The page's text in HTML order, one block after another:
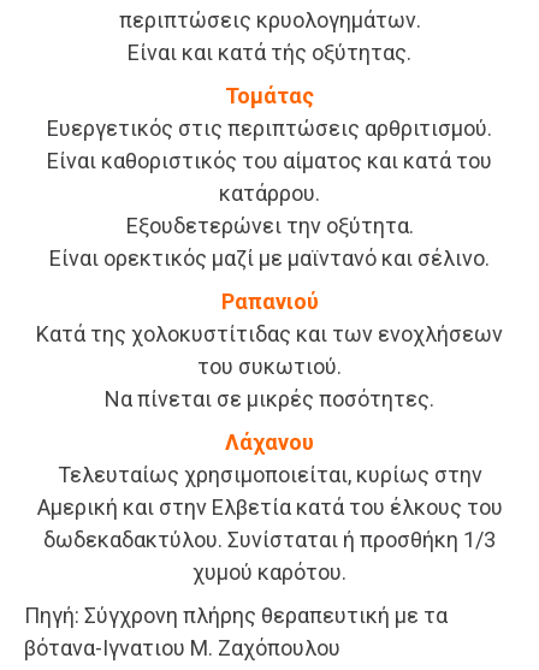
περιπτώσεις κρυολογημάτων.
Είναι και κατά τής οξύτητας.
Τομάτας
Ευεργετικός στις περιπτώσεις αρθριτισμού.
Είναι καθοριστικός του αίματος και κατά του
κατάρρου.
Εξουδετερώνει την οξύτητα.
Είναι ορεκτικός μαζί με μαϊντανό και σέλινο.
Ραπανιού
Κατά της χολοκυστίτιδας και των ενοχλήσεων
του συκωτιού.
Να πίνεται σε μικρές ποσότητες.
Λάχανου
Τελευταίως χρησιμοποιείται, κυρίως στην
Αμερική και στην Ελβετία κατά του έλκους του
δωδεκαδακτύλου. Συνίσταται ή προσθήκη 1/3
χυμού καρότου.
Πηγή: Σύγχρονη πλήρης θεραπευτική με τα
βότανα-Ιγνατιου Μ. Ζαχόπουλου